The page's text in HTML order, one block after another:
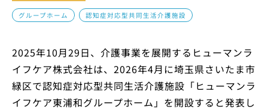
グループホーム , 認知症対応型共同生活介護施設
2025年10月29日、介護事業を展開するヒューマンラ
イフケア株式会社は、2026年4月に埼玉県さいたま市
緑区で認知症対応型共同生活介護施設「ヒューマンラ
イフケア東浦和グループホーム」を開設すると発表し